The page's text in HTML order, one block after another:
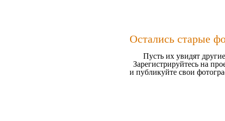
Остались старые
Пусть их увидят
Зарегистрируйтесь на
и публикуйте свои